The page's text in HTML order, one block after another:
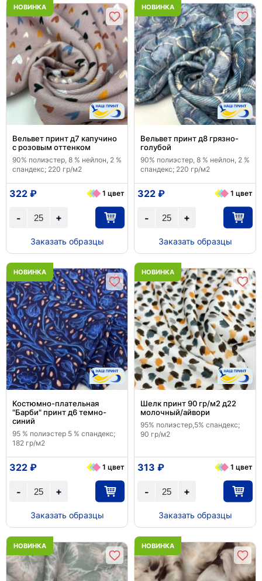
НОВИНКА
Вельвет принт д7 капучино
с розовым оттенком
90% полиэстер, 8 % нейлон, 2 %
спандекс; 220 гр/м2
+
-
322 ₽ 1 цвет
Заказать образцы
НОВИНКА
Вельвет принт д8 грязно-
голубой
90% полиэстер, 8 % нейлон, 2 %
спандекс; 220 гр/м2
+
-
322 ₽ 1 цвет
Заказать образцы
НОВИНКА
Костюмно-плательная
"Барби" принт д6 темно-
синий
95 % полиэстер 5 % спандекс;
182 гр/м2
+
-
322 ₽ 1 цвет
Заказать образцы
НОВИНКА
Шелк принт 90 гр/м2 д22
молочный/айвори
95% полиэстер,5% спандекс;
90 гр/м2
+
-
313 ₽ 1 цвет
Заказать образцы
НОВИНКА НОВИНКА